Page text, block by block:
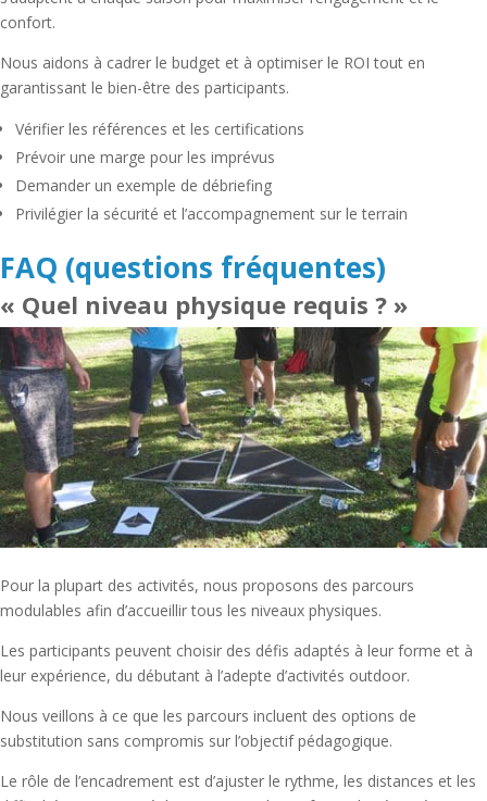
confort.
Nous aidons à cadrer le budget et à optimiser le ROI tout en
garantissant le bien-être des participants.
Vérifier les références et les certifications
Prévoir une marge pour les imprévus
Demander un exemple de débriefing
Privilégier la sécurité et l’accompagnement sur le terrain
FAQ (questions fréquentes)
« Quel niveau physique requis ? »
Pour la plupart des activités, nous proposons des parcours
modulables afin d’accueillir tous les niveaux physiques.
Les participants peuvent choisir des défis adaptés à leur forme et à
leur expérience, du débutant à l’adepte d’activités outdoor.
Nous veillons à ce que les parcours incluent des options de
substitution sans compromis sur l’objectif pédagogique.
Le rôle de l’encadrement est d’ajuster le rythme, les distances et les